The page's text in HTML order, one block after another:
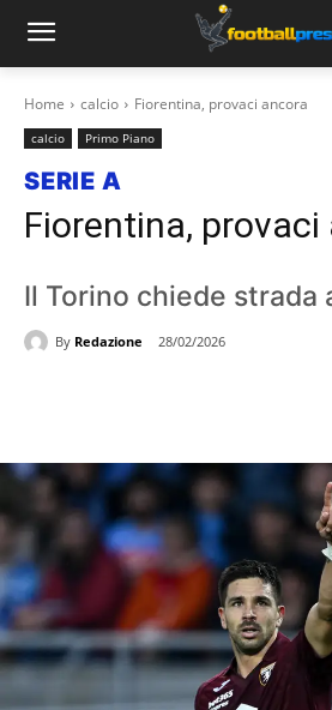
Home calcio Fiorentina, provaci ancora
calcio Primo Piano
SERIE A
Fiorentina, provaci
Il Torino chiede strada
By Redazione 28/02/2026